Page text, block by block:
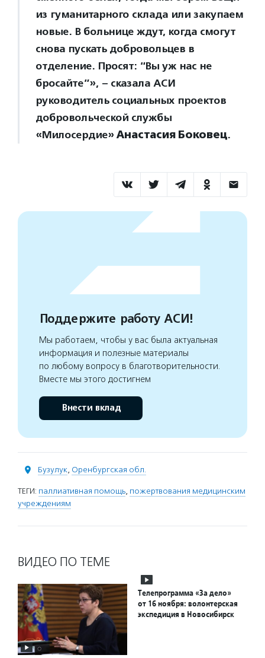
из гуманитарного склада или закупаем
новые. В больнице ждут, когда смогут
снова пускать добровольцев в
отделение. Просят: “Вы уж нас не
бросайте”», – сказала АСИ
руководитель социальных проектов
добровольческой службы
«Милосердие»Анастасия Боковец.
Поддержите работу АСИ!
Мы работаем, чтобы у вас была актуальная
информация и полезные материалы
по любому вопросу в благотворительности.
Вместе мы этого достигнем
Внести вклад
Бузулук, Оренбургская обл.
ТЕГИ: паллиативная помощь, пожертвования медицинским
учреждениям
ВИДЕО ПО ТЕМЕ
Телепрограмма «За дело»
от 16 ноября: волонтерская
экспедиция в Новосибирск